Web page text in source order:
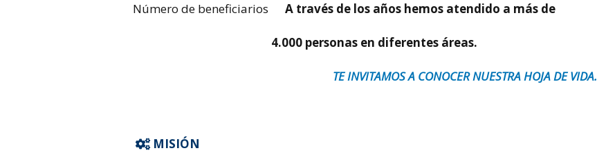
Número de beneficiarios A través de los años hemos atendido a más de
4.000 personas en diferentes áreas.
TE INVITAMOS A CONOCER NUESTRA HOJA DE VIDA.
 MISIÓN